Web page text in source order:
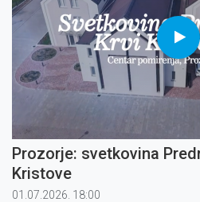
Prozorje: svetkovina Predragocjene Krvi
Kristove
01.07.2026. 18:00